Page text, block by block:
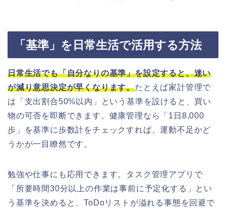
「基準」を日常生活で活用する方法
日常生活でも「自分なりの基準」を設定すると、迷い
が減り意思決定が早くなります。たとえば家計管理で
は「支出割合50%以内」という基準を設けると、買い
物の可否を即断できます。健康管理なら「1日8,000
歩」を基準に歩数計をチェックすれば、運動不足かど
うかが一目瞭然です。
勉強や仕事にも応用できます。タスク管理アプリで
「所要時間30分以上の作業は事前に予定化する」とい
う基準を決めると、ToDoリストが溢れる事態を回避で